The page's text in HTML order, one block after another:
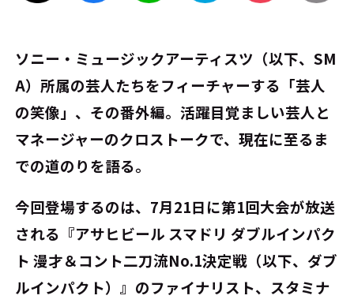
ソニー・ミュージックアーティスツ（以下、SM
A）所属の芸人たちをフィーチャーする「芸人
の笑像」、その番外編。活躍目覚ましい芸人と
マネージャーのクロストークで、現在に至るま
での道のりを語る。
今回登場するのは、7月21日に第1回大会が放送
される『アサヒビール スマドリ ダブルインパク
ト 漫才＆コント二刀流No.1決定戦（以下、ダブ
ルインパクト）』のファイナリスト、スタミナ